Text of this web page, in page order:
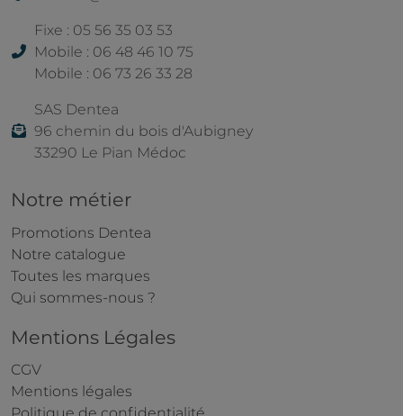
Fixe : 05 56 35 03 53
Mobile : 06 48 46 10 75
Mobile : 06 73 26 33 28
SAS Dentea
96 chemin du bois d'Aubigney
33290 Le Pian Médoc
Notre métier
Promotions Dentea
Notre catalogue
Toutes les marques
Qui sommes-nous ?
Mentions Légales
CGV
Mentions légales